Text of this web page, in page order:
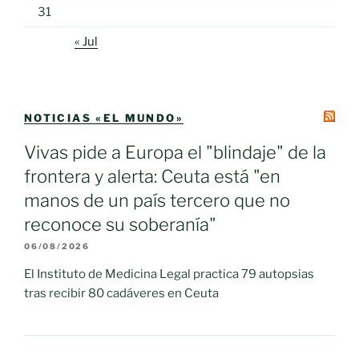
31
« Jul
NOTICIAS «EL MUNDO»
Vivas pide a Europa el "blindaje" de la
frontera y alerta: Ceuta está "en
manos de un país tercero que no
reconoce su soberanía"
06/08/2026
El Instituto de Medicina Legal practica 79 autopsias
tras recibir 80 cadáveres en Ceuta